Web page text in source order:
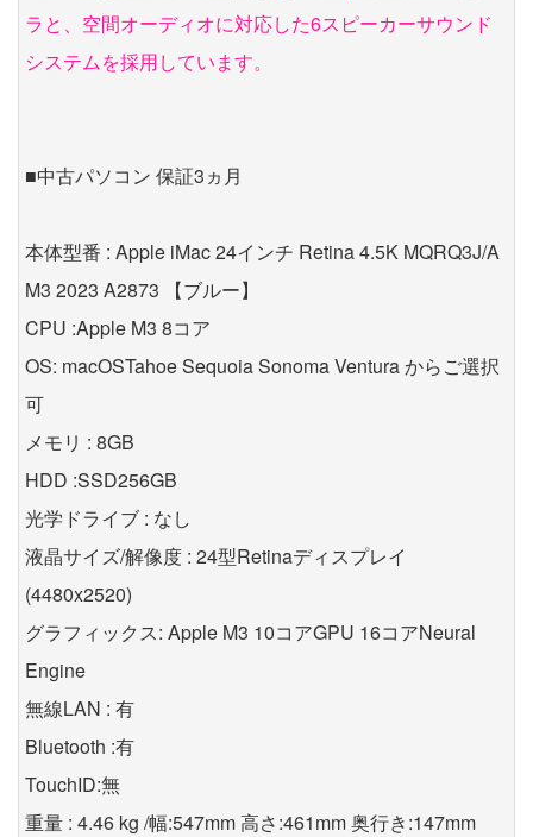
ラと、空間オーディオに対応した6スピーカーサウンド
システムを採用しています。
■中古パソコン 保証3ヵ月
本体型番 : Apple iMac 24インチ Retina 4.5K MQRQ3J/A
M3 2023 A2873 【ブルー】
CPU :Apple M3 8コア
OS: macOSTahoe Sequoia Sonoma Ventura からご選択
可
メモリ : 8GB
HDD :SSD256GB
光学ドライブ : なし
液晶サイズ/解像度 : 24型Retinaディスプレイ
(4480x2520)
グラフィックス: Apple M3 10コアGPU 16コアNeural
Engine
無線LAN : 有
Bluetooth :有
TouchID:無
重量 : 4.46 kg /幅:547mm 高さ:461mm 奥行き:147mm